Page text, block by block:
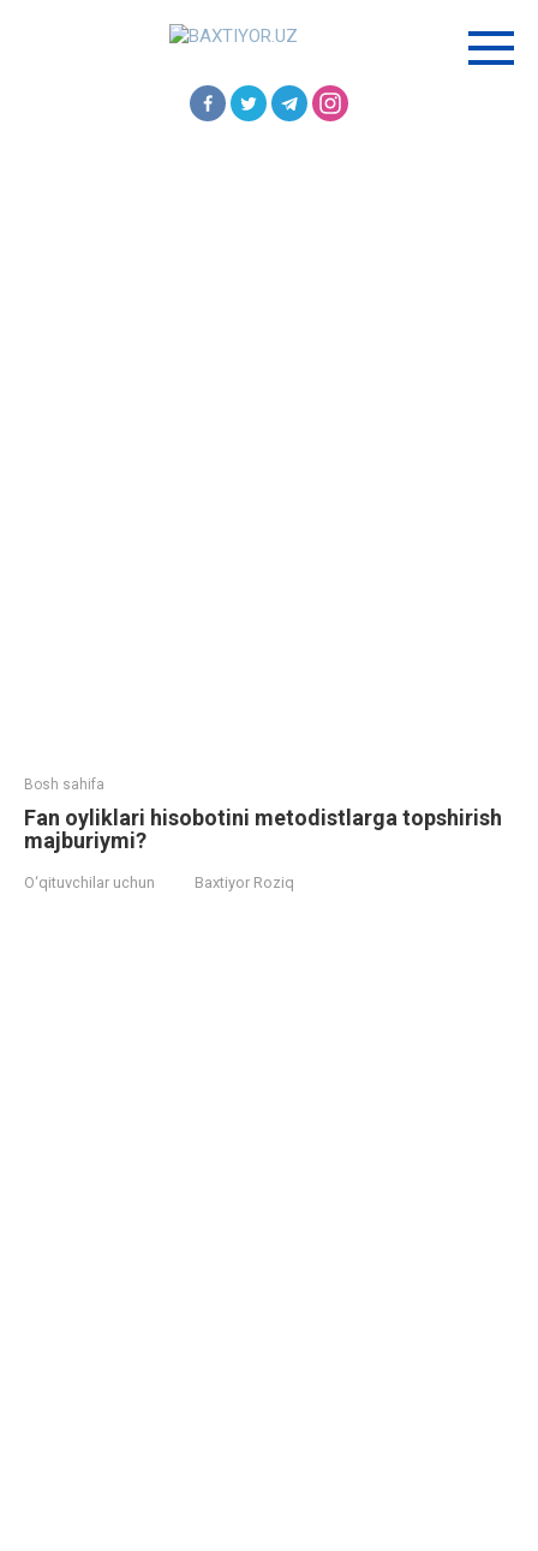
Bosh sahifa
Fan oyliklari hisobotini metodistlarga topshirish
majburiymi?
O‘qituvchilar uchun Baxtiyor Roziq